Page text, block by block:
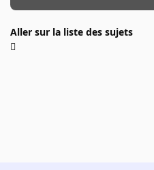
Aller sur la liste des sujets